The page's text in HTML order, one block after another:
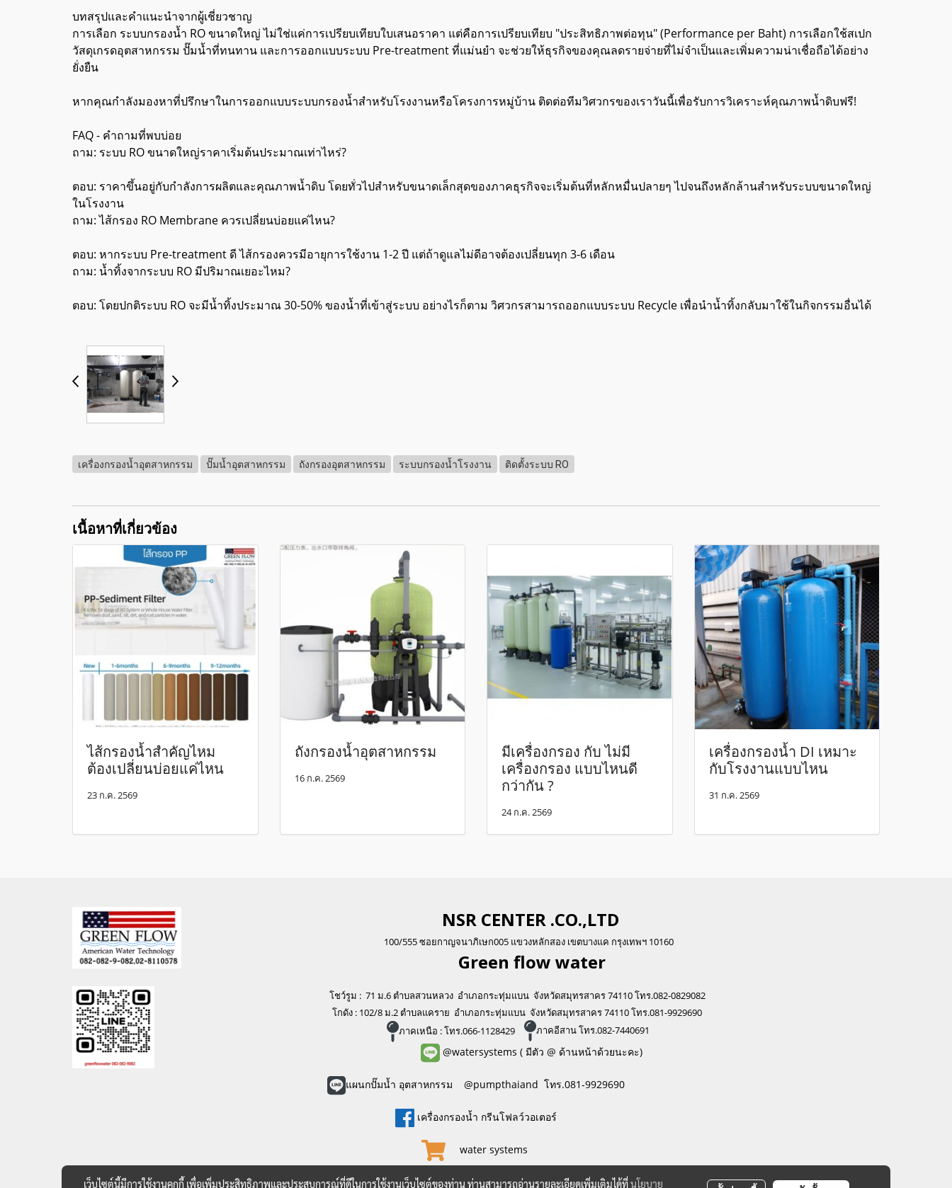
บทสรุปและคำแนะนำจากผู้เชี่ยวชาญ
การเลือก ระบบกรองน้ำ RO ขนาดใหญ่ ไม่ใช่แค่การเปรียบเทียบใบเสนอราคา แต่คือการเปรียบเทียบ "ประสิทธิภาพต่อทุน" (Performance per Baht) การเลือกใช้สเปก
วัสดุเกรดอุตสาหกรรม ปั๊มน้ำที่ทนทาน และการออกแบบระบบ Pre-treatment ที่แม่นยำ จะช่วยให้ธุรกิจของคุณลดรายจ่ายที่ไม่จำเป็นและเพิ่มความน่าเชื่อถือได้อย่าง
ยั่งยืน
หากคุณกำลังมองหาที่ปรึกษาในการออกแบบระบบกรองน้ำสำหรับโรงงานหรือโครงการหมู่บ้าน ติดต่อทีมวิศวกรของเราวันนี้เพื่อรับการวิเคราะห์คุณภาพน้ำดิบฟรี!
FAQ - คำถามที่พบบ่อย
ถาม: ระบบ RO ขนาดใหญ่ราคาเริ่มต้นประมาณเท่าไหร่?
ตอบ: ราคาขึ้นอยู่กับกำลังการผลิตและคุณภาพน้ำดิบ โดยทั่วไปสำหรับขนาดเล็กสุดของภาคธุรกิจจะเริ่มต้นที่หลักหมื่นปลายๆ ไปจนถึงหลักล้านสำหรับระบบขนาดใหญ่
ในโรงงาน
ถาม: ไส้กรอง RO Membrane ควรเปลี่ยนบ่อยแค่ไหน?
ตอบ: หากระบบ Pre-treatment ดี ไส้กรองควรมีอายุการใช้งาน 1-2 ปี แต่ถ้าดูแลไม่ดีอาจต้องเปลี่ยนทุก 3-6 เดือน
ถาม: น้ำทิ้งจากระบบ RO มีปริมาณเยอะไหม?
ตอบ: โดยปกติระบบ RO จะมีน้ำทิ้งประมาณ 30-50% ของน้ำที่เข้าสู่ระบบ อย่างไรก็ตาม วิศวกรสามารถออกแบบระบบ Recycle เพื่อนำน้ำทิ้งกลับมาใช้ในกิจกรรมอื่นได้
เครื่องกรองน้ำอุตสาหกรรม ปั๊มน้ำอุตสาหกรรม ถังกรองอุตสาหกรรม ระบบกรองน้ำโรงงาน ติดตั้งระบบ RO
เนื้อหาที่เกี่ยวข้อง
ไส้กรองน้ำสำคัญไหม
ต้องเปลี่ยนบ่อยแค่ไหน
23 ก.ค. 2569
ถังกรองน้ำอุตสาหกรรม
16 ก.ค. 2569
มีเครื่องกรอง กับ ไม่มี
เครื่องกรอง แบบไหนดี
กว่ากัน ?
24 ก.ค. 2569
เครื่องกรองน้ำ DI เหมาะ
กับโรงงานแบบไหน
31 ก.ค. 2569
NSR CENTER .CO.,LTD
100/555 ซอยกาญจนาภิเษก005 แขวงหลักสอง เขตบางแค กรุงเทพฯ 10160
Green flow water
โชว์รูม : 71 ม.6 ตำบลสวนหลวง อำเภอกระทุ่มแบน จังหวัดสมุทรสาคร 74110 โทร.082-0829082
โกดัง : 102/8 ม.2 ตำบลแคราย อำเภอกระทุ่มแบน จังหวัดสมุทรสาคร 74110 โทร.081-9929690
ภาคเหนือ : โทร.066-1128429
ภาคอีสาน โทร.082-7440691
@watersystems ( มีตัว @ ด้านหน้าด้วยนะคะ)
แผนกปั๊มน้ำ อุตสาหกรรม @pumpthaiand โทร.081-9929690
เครื่องกรองน้ำ กรีนโฟลว์วอเตอร์
water systems
เว็บไซต์นี้มีการใช้งานคุกกี้ เพื่อเพิ่มประสิทธิภาพและประสบการณ์ที่ดีในการใช้งานเว็บไซต์ของท่าน ท่านสามารถอ่านรายละเอียดเพิ่มเติมได้ที่นโยบาย